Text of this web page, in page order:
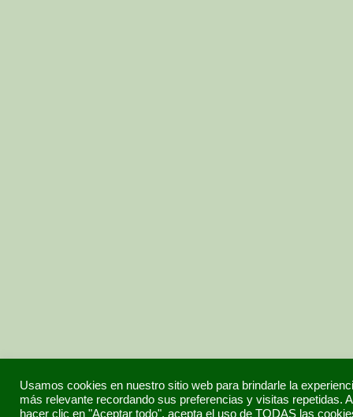
Usamos cookies en nuestro sitio web para brindarle la
más relevante recordando sus preferencias y visitas repetidas.
hacer clic en "Aceptar todo", acepta el uso de TODAS las